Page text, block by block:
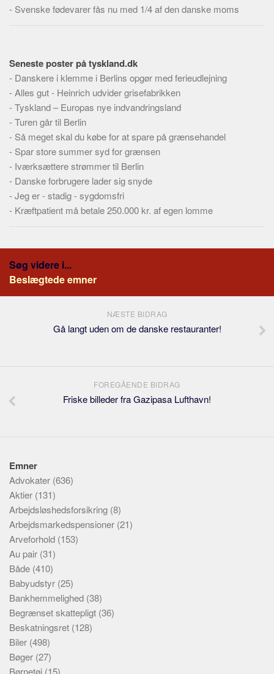
Tekstannoncer
- Svenske fødevarer fås nu med 1/4 af den danske moms
Seneste poster på tyskland.dk
- Danskere i klemme i Berlins opgør med ferieudlejning
-Alles gut - Heinrich udvider grisefabrikken
-Tyskland – Europas nye indvandringsland
-Turen går til Berlin
- Så meget skal du købe for at spare på grænsehandel
- Spar store summer syd for grænsen
- Iværksættere strømmer til Berlin
- Danske forbrugere lader sig snyde
-Jeg er - stadig - sygdomsfri
- Kræftpatient må betale 250.000 kr. af egen lomme
Søg videre i...
Beslægtede emner
NÆSTE BIDRAG
Gå langt uden om de danske restauranter!
FOREGÅENDE BIDRAG
Friske billeder fra Gazipasa Lufthavn!
Emner
Advokater (636)
Aktier (131)
Arbejdsløshedsforsikring (8)
Arbejdsmarkedspensioner (21)
Arveforhold (153)
Au pair (31)
Både (410)
Babyudstyr (25)
Bankhemmelighed (38)
Begrænset skattepligt (36)
Beskatningsret (128)
Biler (498)
Bøger (27)
Børnetøj (15)